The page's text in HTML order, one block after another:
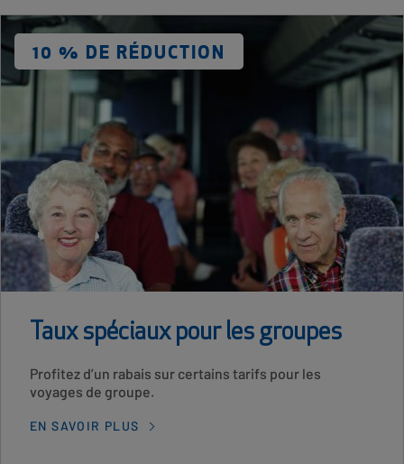
Card
ImageDISCOUNT
LABEL
10 % DE RÉDUCTION
Taux spéciaux pour les groupes
Card
Description
Profitez d’un rabais sur certains tarifs pour les
voyages de groupe.
EN SAVOIR PLUS